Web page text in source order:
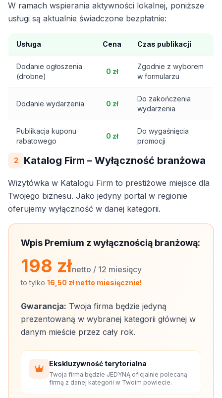
W ramach wspierania aktywności lokalnej, poniższe
usługi są aktualnie świadczone bezpłatnie:
Usługa Cena Czas publikacji
Dodanie ogłoszenia
(drobne)
0 zł
Zgodnie z wyborem
w formularzu
Dodanie wydarzenia 0 zł
Do zakończenia
wydarzenia
Publikacja kuponu
rabatowego
0 zł
Do wygaśnięcia
promocji
2 Katalog Firm – Wyłączność branżowa
Wizytówka w Katalogu Firm to prestiżowe miejsce dla
Twojego biznesu. Jako jedyny portal w regionie
oferujemy wyłączność w danej kategorii.
Wpis Premium z wyłącznością branżową:
198 złnetto / 12 miesięcy
to tylko 16,50 zł netto miesięcznie!
Gwarancja: Twoja firma będzie jedyną
prezentowaną w wybranej kategorii głównej w
danym mieście przez cały rok.
Ekskluzywność terytorialna
Twoja firma będzie JEDYNĄ oficjalnie polecaną
firmą z danej kategorii w Twoim powiecie.